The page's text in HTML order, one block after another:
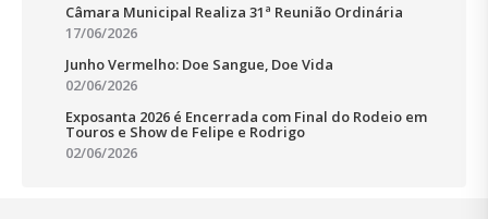
Câmara Municipal Realiza 31ª Reunião Ordinária
17/06/2026
Junho Vermelho: Doe Sangue, Doe Vida
02/06/2026
Exposanta 2026 é Encerrada com Final do Rodeio em
Touros e Show de Felipe e Rodrigo
02/06/2026